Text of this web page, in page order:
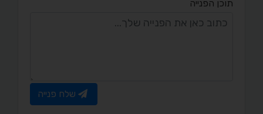
תוכן הפנייה
שלח פנייה